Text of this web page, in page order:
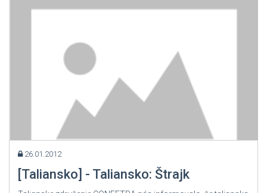
26.01.2012
[Taliansko] - Taliansko: Štrajk